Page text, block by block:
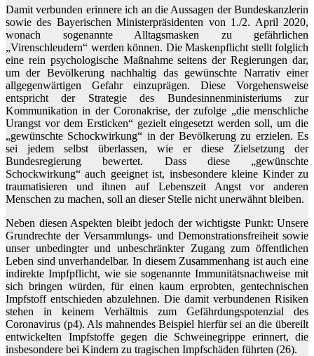
Damit verbunden erinnere ich an die Aussagen der Bundeskanzlerin
sowie des Bayerischen Ministerpräsidenten von 1./2. April 2020,
wonach sogenannte Alltagsmasken zu gefährlichen
„Virenschleudern“ werden können. Die Maskenpflicht stellt folglich
eine rein psychologische Maßnahme seitens der Regierungen dar,
um der Bevölkerung nachhaltig das gewünschte Narrativ einer
allgegenwärtigen Gefahr einzuprägen. Diese Vorgehensweise
entspricht der Strategie des Bundesinnenministeriums zur
Kommunikation in der Coronakrise, der zufolge „die menschliche
Urangst vor dem Ersticken“ gezielt eingesetzt werden soll, um die
„gewünschte Schockwirkung“ in der Bevölkerung zu erzielen. Es
sei jedem selbst überlassen, wie er diese Zielsetzung der
Bundesregierung bewertet. Dass diese „gewünschte
Schockwirkung“ auch geeignet ist, insbesondere kleine Kinder zu
traumatisieren und ihnen auf Lebenszeit Angst vor anderen
Menschen zu machen, soll an dieser Stelle nicht unerwähnt bleiben.
Neben diesen Aspekten bleibt jedoch der wichtigste Punkt: Unsere
Grundrechte der Versammlungs- und Demonstrationsfreiheit sowie
unser unbedingter und unbeschränkter Zugang zum öffentlichen
Leben sind unverhandelbar. In diesem Zusammenhang ist auch eine
indirekte Impfpflicht, wie sie sogenannte Immunitätsnachweise mit
sich bringen würden, für einen kaum erprobten, gentechnischen
Impfstoff entschieden abzulehnen. Die damit verbundenen Risiken
stehen in keinem Verhältnis zum Gefährdungspotenzial des
Coronavirus (p4). Als mahnendes Beispiel hierfür sei an die übereilt
entwickelten Impfstoffe gegen die Schweinegrippe erinnert, die
insbesondere bei Kindern zu tragischen Impfschäden führten (26).